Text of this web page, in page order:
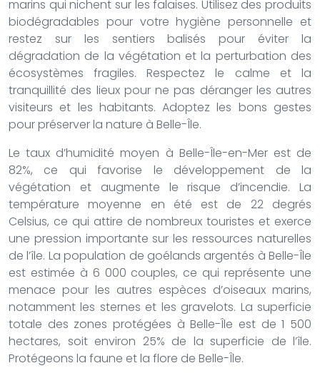
marins qui nichent sur les falaises. Utilisez des produits
biodégradables pour votre hygiène personnelle et
restez sur les sentiers balisés pour éviter la
dégradation de la végétation et la perturbation des
écosystèmes fragiles. Respectez le calme et la
tranquillité des lieux pour ne pas déranger les autres
visiteurs et les habitants. Adoptez les bons gestes
pour préserver la nature à Belle-Île.
Le taux d’humidité moyen à Belle-Île-en-Mer est de
82%, ce qui favorise le développement de la
végétation et augmente le risque d’incendie. La
température moyenne en été est de 22 degrés
Celsius, ce qui attire de nombreux touristes et exerce
une pression importante sur les ressources naturelles
de l’île. La population de goélands argentés à Belle-Île
est estimée à 6 000 couples, ce qui représente une
menace pour les autres espèces d’oiseaux marins,
notamment les sternes et les gravelots. La superficie
totale des zones protégées à Belle-Île est de 1 500
hectares, soit environ 25% de la superficie de l’île.
Protégeons la faune et la flore de Belle-Île.